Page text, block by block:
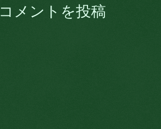
コメントを投稿